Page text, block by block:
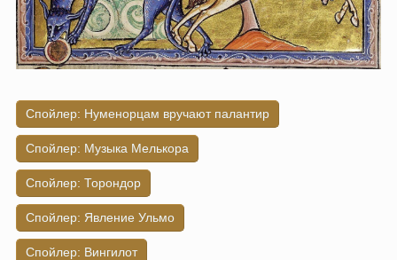
Спойлер: Нуменорцам вручают палантир
Спойлер: Музыка Мелькора
Спойлер: Торондор
Спойлер: Явление Ульмо
Спойлер: Вингилот